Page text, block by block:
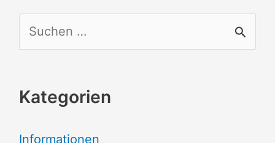
u
h
Kategorien
Informationen